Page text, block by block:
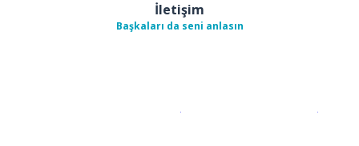
İletişim
Başkaları da seni anlasın